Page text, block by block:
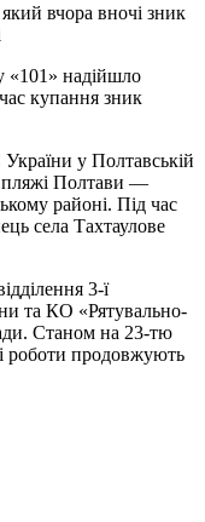
вчора вночі зник
«101» надійшло
купання зник
у Полтавській
пляжі Полтави —
районі. Під час
села Тахтаулове
3-ї
та КО «Рятувально-
Станом на 23-тю
роботи продовжують